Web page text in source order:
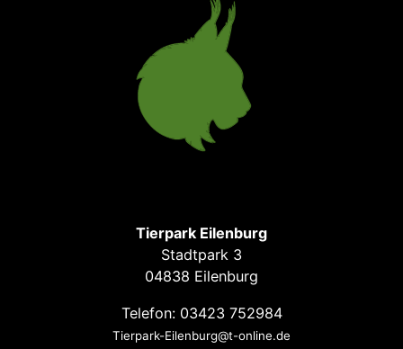
Tierpark Eilenburg
Stadtpark 3
04838 Eilenburg
Telefon: 03423 752984
Tierpark-Eilenburg@t-online.de